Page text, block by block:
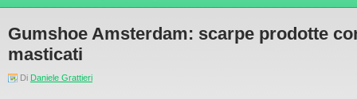
Gumshoe Amsterdam: scarpe prodotte
masticati
Di Daniele Grattieri